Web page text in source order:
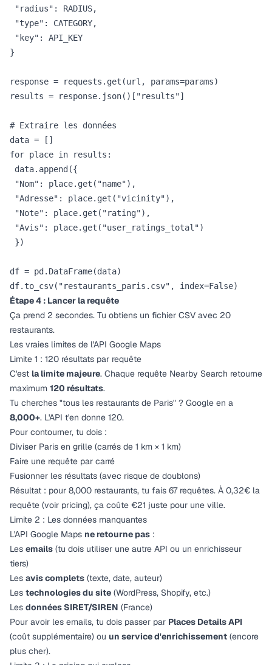
"radius": RADIUS,
"type": CATEGORY,
"key": API_KEY
}
response = requests.get(url, params=params)
results = response.json()["results"]
# Extraire les données
data = []
for place in results:
data.append({
"Nom": place.get("name"),
"Adresse": place.get("vicinity"),
"Note": place.get("rating"),
"Avis": place.get("user_ratings_total")
})
df = pd.DataFrame(data)
Étape 4 : Lancer la requête
Ça prend 2 secondes. Tu obtiens un fichier CSV avec 20
restaurants.
Les vraies limites de l'API Google Maps
Limite 1 : 120 résultats par requête
C'est la limite majeure. Chaque requête Nearby Search retourne
maximum 120 résultats.
Tu cherches "tous les restaurants de Paris" ? Google en a
8,000+. L'API t'en donne 120.
Pour contourner, tu dois :
Diviser Paris en grille (carrés de 1 km × 1 km)
Faire une requête par carré
Fusionner les résultats (avec risque de doublons)
Résultat : pour 8,000 restaurants, tu fais 67 requêtes. À 0,32€ la
requête (voir pricing), ça coûte €21 juste pour une ville.
Limite 2 : Les données manquantes
L'API Google Maps ne retourne pas :
Les emails (tu dois utiliser une autre API ou un enrichisseur
tiers)
Les avis complets (texte, date, auteur)
Les technologies du site (WordPress, Shopify, etc.)
Les données SIRET/SIREN (France)
Pour avoir les emails, tu dois passer par Places Details API
(coût supplémentaire) ou un service d'enrichissement (encore
plus cher).